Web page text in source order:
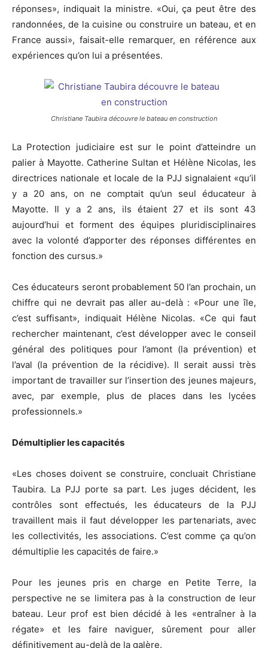
réponses», indiquait la ministre. «Oui, ça peut être des
randonnées, de la cuisine ou construire un bateau, et en
France aussi», faisait-elle remarquer, en référence aux
expériences qu’on lui a présentées.
Christiane Taubira découvre le bateau en construction
La Protection judiciaire est sur le point d’atteindre un
palier à Mayotte. Catherine Sultan et Hélène Nicolas, les
directrices nationale et locale de la PJJ signalaient «qu’il
y a 20 ans, on ne comptait qu’un seul éducateur à
Mayotte. Il y a 2 ans, ils étaient 27 et ils sont 43
aujourd’hui et forment des équipes pluridisciplinaires
avec la volonté d’apporter des réponses différentes en
fonction des cursus.»
Ces éducateurs seront probablement 50 l’an prochain, un
chiffre qui ne devrait pas aller au-delà : «Pour une île,
c’est suffisant», indiquait Hélène Nicolas. «Ce qui faut
rechercher maintenant, c’est développer avec le conseil
général des politiques pour l’amont (la prévention) et
l’aval (la prévention de la récidive). Il serait aussi très
important de travailler sur l’insertion des jeunes majeurs,
avec, par exemple, plus de places dans les lycées
professionnels.»
Démultiplier les capacités
«Les choses doivent se construire, concluait Christiane
Taubira. La PJJ porte sa part. Les juges décident, les
contrôles sont effectués, les éducateurs de la PJJ
travaillent mais il faut développer les partenariats, avec
les collectivités, les associations. C’est comme ça qu’on
démultiplie les capacités de faire.»
Pour les jeunes pris en charge en Petite Terre, la
perspective ne se limitera pas à la construction de leur
bateau. Leur prof est bien décidé à les «entraîner à la
régate» et les faire naviguer, sûrement pour aller
définitivement au-delà de la galère.